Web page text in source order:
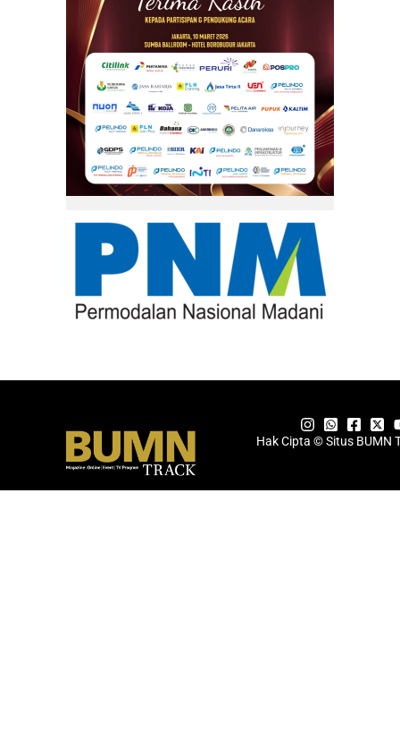
Hak Cipta © Situs BUMN